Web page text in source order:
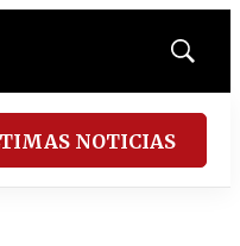
Mostrar
NOTICIAS